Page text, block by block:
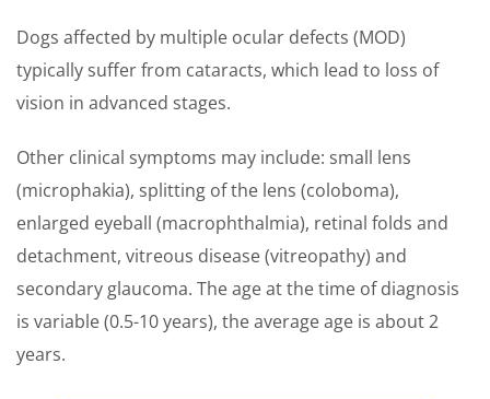
Dogs affected by multiple ocular defects (MOD)
typically suffer from cataracts, which lead to loss of
vision in advanced stages.
Other clinical symptoms may include: small lens
(microphakia), splitting of the lens (coloboma),
enlarged eyeball (macrophthalmia), retinal folds and
detachment, vitreous disease (vitreopathy) and
secondary glaucoma. The age at the time of diagnosis
is variable (0.5-10 years), the average age is about 2
years.